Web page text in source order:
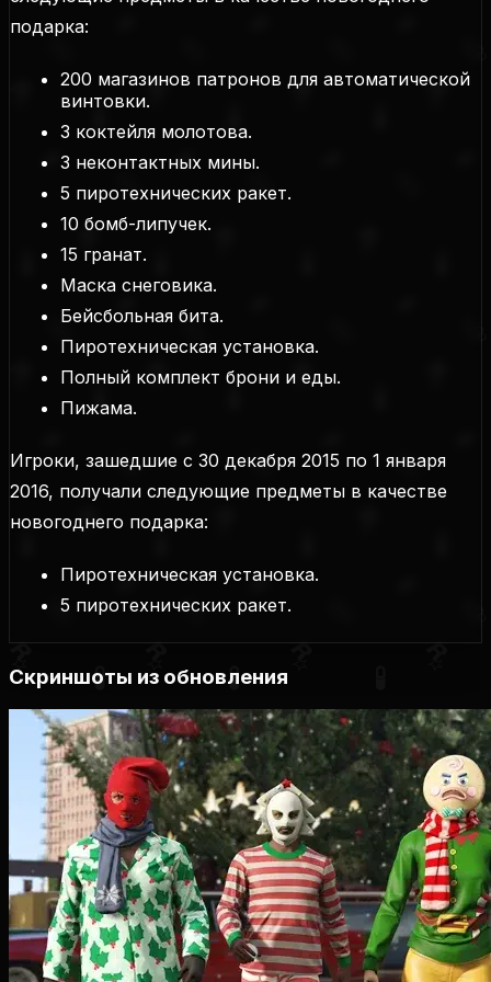
подарка:
200 магазинов патронов для автоматической
винтовки.
3 коктейля молотова.
3 неконтактных мины.
5 пиротехнических ракет.
10 бомб-липучек.
15 гранат.
Маска снеговика.
Бейсбольная бита.
Пиротехническая установка.
Полный комплект брони и еды.
Пижама.
Игроки, зашедшие с 30 декабря 2015 по 1 января
2016, получали следующие предметы в качестве
новогоднего подарка:
Пиротехническая установка.
5 пиротехнических ракет.
Скриншоты из обновления